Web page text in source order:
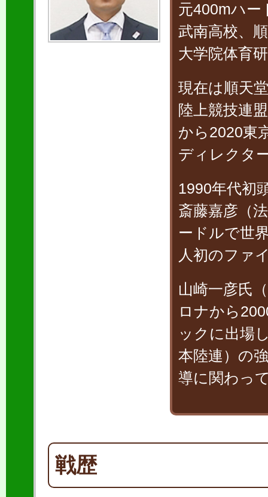
元400mハー
武南高校、
大学院体育
現在は順天
陸上競技連
から2020東
ディレクタ
1990年代初
斎藤嘉彦（
ードルで世
人初のファ
山崎一彦氏
ロナから
ックに出場
本陸連）の
導に関わっ
戦歴